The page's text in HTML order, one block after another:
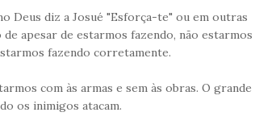
Deus diz a Josué "Esforça-te" ou em outras
apesar de estarmos fazendo, não estarmos
fazendo corretamente.
com às armas e sem às obras. O grande
os inimigos atacam.